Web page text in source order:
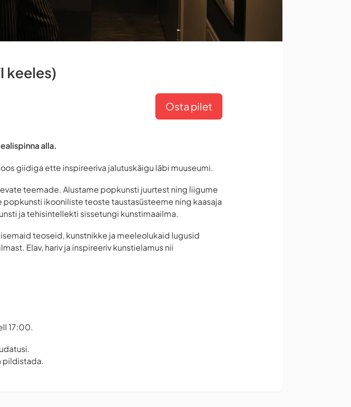
keeles)
Osta pilet
alla.
giidiga ette inspireeriva jalutuskäigu läbi muuseumi.
teemade. Alustame popkunsti juurtest ning liigume
ikooniliste teoste taustasüsteeme ning kaasaja
ja tehisintellekti sissetungi kunstimaailma.
teoseid, kunstnikke ja meeleolukaid lugusid
Elav, hariv ja inspireeriv kunstielamus nii
17:00.
pildistada.